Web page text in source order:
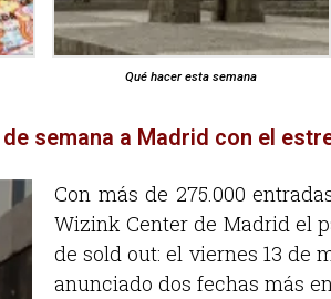
Qué hacer esta semana
semana a Madrid con el
Con más de 275.000
Wizink Center de Madrid el
de sold out: el viernes 13 de
anunciado dos fechas más